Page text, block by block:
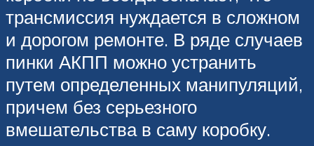
трансмиссия нуждается в сложном
и дорогом ремонте. В ряде случаев
пинки АКПП можно устранить
путем определенных манипуляций,
причем без серьезного
вмешательства в саму коробку.